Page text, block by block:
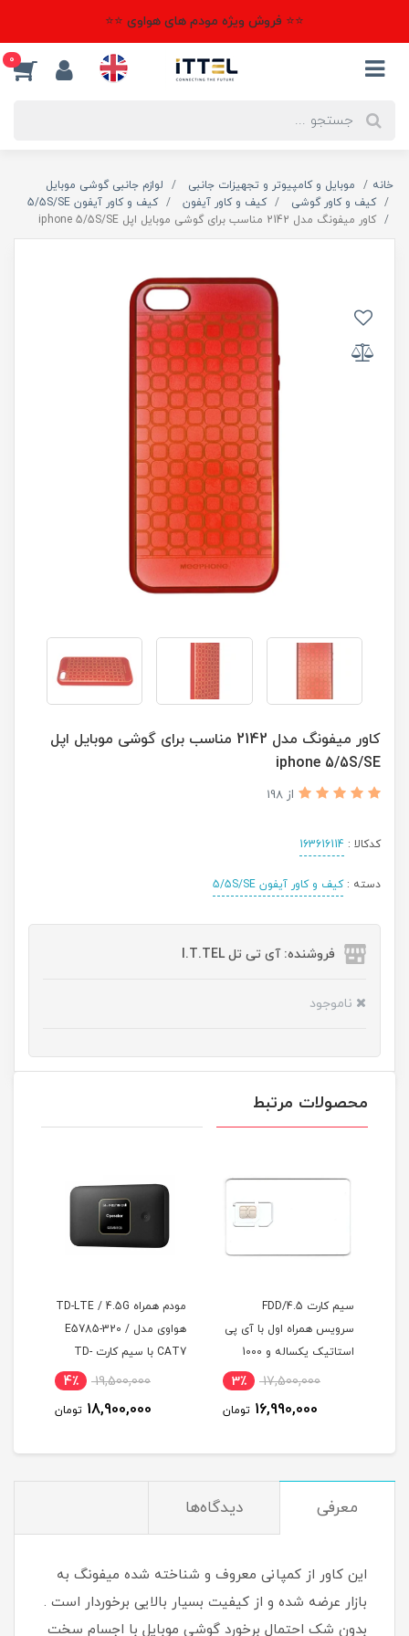
⭐⭐ فروش ویژه مودم های هواوی ⭐⭐
0
خانه موبایل و کامپیوتر و تجهیزات جانبی
لوازم جانبی گوشی موبایل
کیف و کاور گوشی
کیف و کاور آیفون
کیف و کاور آیفون 5/5S/SE
کاور میفونگ مدل 2142 مناسب برای گوشی موبایل اپل iphone 5/5S/SE
کاور میفونگ مدل 2142 مناسب برای گوشی موبایل اپل
iphone 5/5S/SE
از 198
کدکالا : 163616114
دسته :کیف و کاور آیفون 5/5S/SE
فروشنده: آی تی تل I.T.TEL
ناموجود
محصولات مرتبط
سیم کارت FDD/4.5
اول با آی پی
استاتیک یکساله و 1000
3٪
تومان
مودم همراه TD-LTE / 4.5G
هواوی مدل E5785-320 /
CAT7 با سیم کارت TD-
19,500,000 4٪
18,900,000 تومان
مودم آنلاک ایرانسل
سیمکارت دوقلو و دو
9,750,000
9,490,000
معرفی دیدگاه‌ها
این کاور از کمپانی معروف و شناخته شده میفونگ به
بازار عرضه شده و از کیفیت بسیار بالایی برخوردار است .
بدون شک احتمال برخورد گوشی موبایل با اجسام سخت